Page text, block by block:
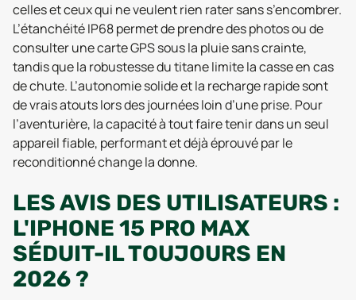
celles et ceux qui ne veulent rien rater sans s’encombrer.
L’étanchéité IP68 permet de prendre des photos ou de
consulter une carte GPS sous la pluie sans crainte,
tandis que la robustesse du titane limite la casse en cas
de chute. L’autonomie solide et la recharge rapide sont
de vrais atouts lors des journées loin d’une prise. Pour
l’aventurière, la capacité à tout faire tenir dans un seul
appareil fiable, performant et déjà éprouvé par le
reconditionné change la donne.
LES AVIS DES UTILISATEURS :
L'IPHONE 15 PRO MAX
SÉDUIT-IL TOUJOURS EN
2026 ?